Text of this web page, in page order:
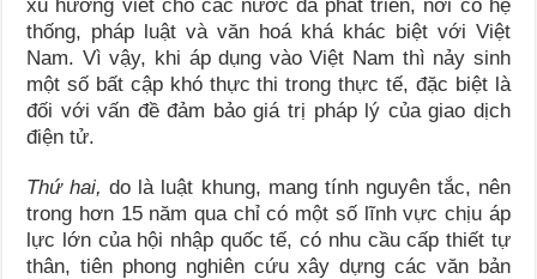
xu hướng viết cho các nước đã phát triển, nơi có hệ
thống, pháp luật và văn hoá khá khác biệt với Việt
Nam. Vì vậy, khi áp dụng vào Việt Nam thì nảy sinh
một số bất cập khó thực thi trong thực tế, đặc biệt là
đối với vấn đề đảm bảo giá trị pháp lý của giao dịch
điện tử.
Thứ hai, do là luật khung, mang tính nguyên tắc, nên
trong hơn 15 năm qua chỉ có một số lĩnh vực chịu áp
lực lớn của hội nhập quốc tế, có nhu cầu cấp thiết tự
thân, tiên phong nghiên cứu xây dựng các văn bản